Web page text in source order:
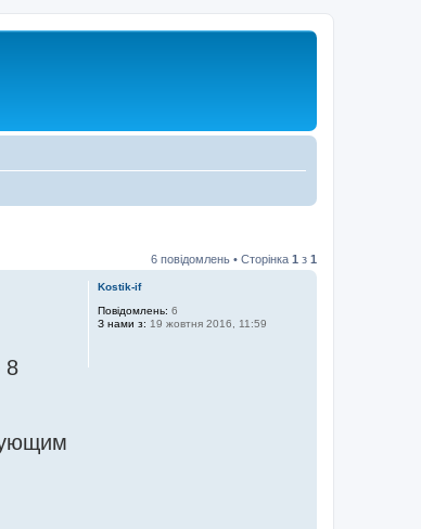
6 повідомлень • Сторінка 1 з 1
Kostik-if
Повідомлень: 6
З нами з: 19 жовтня 2016, 11:59
8